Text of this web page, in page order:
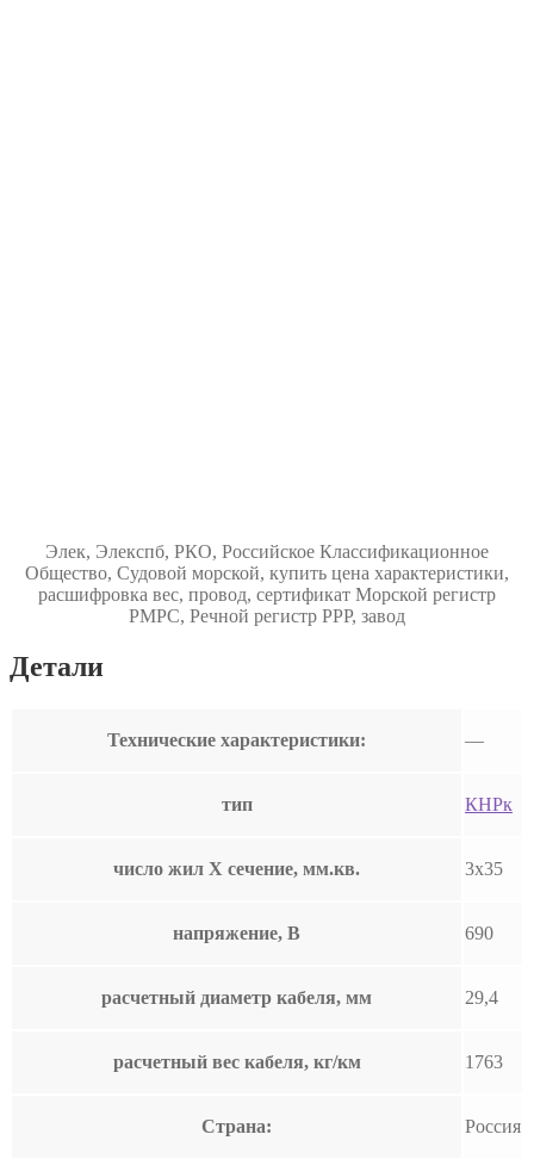
Элек, Элекспб, РКО, Российское Классификационное
Общество, Судовой морской, купить цена характеристики,
расшифровка вес, провод, сертификат Морской регистр
РМРС, Речной регистр РРР, завод
Детали
Технические характеристики: —
тип КНРк
число жил Х сечение, мм.кв. 3х35
напряжение, В 690
расчетный диаметр кабеля, мм 29,4
расчетный вес кабеля, кг/км 1763
Страна: Россия